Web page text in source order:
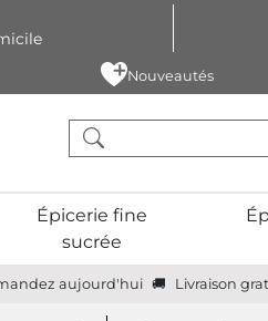
Nouveautés
Épicerie fine
sucrée
aujourd'hui Livraison